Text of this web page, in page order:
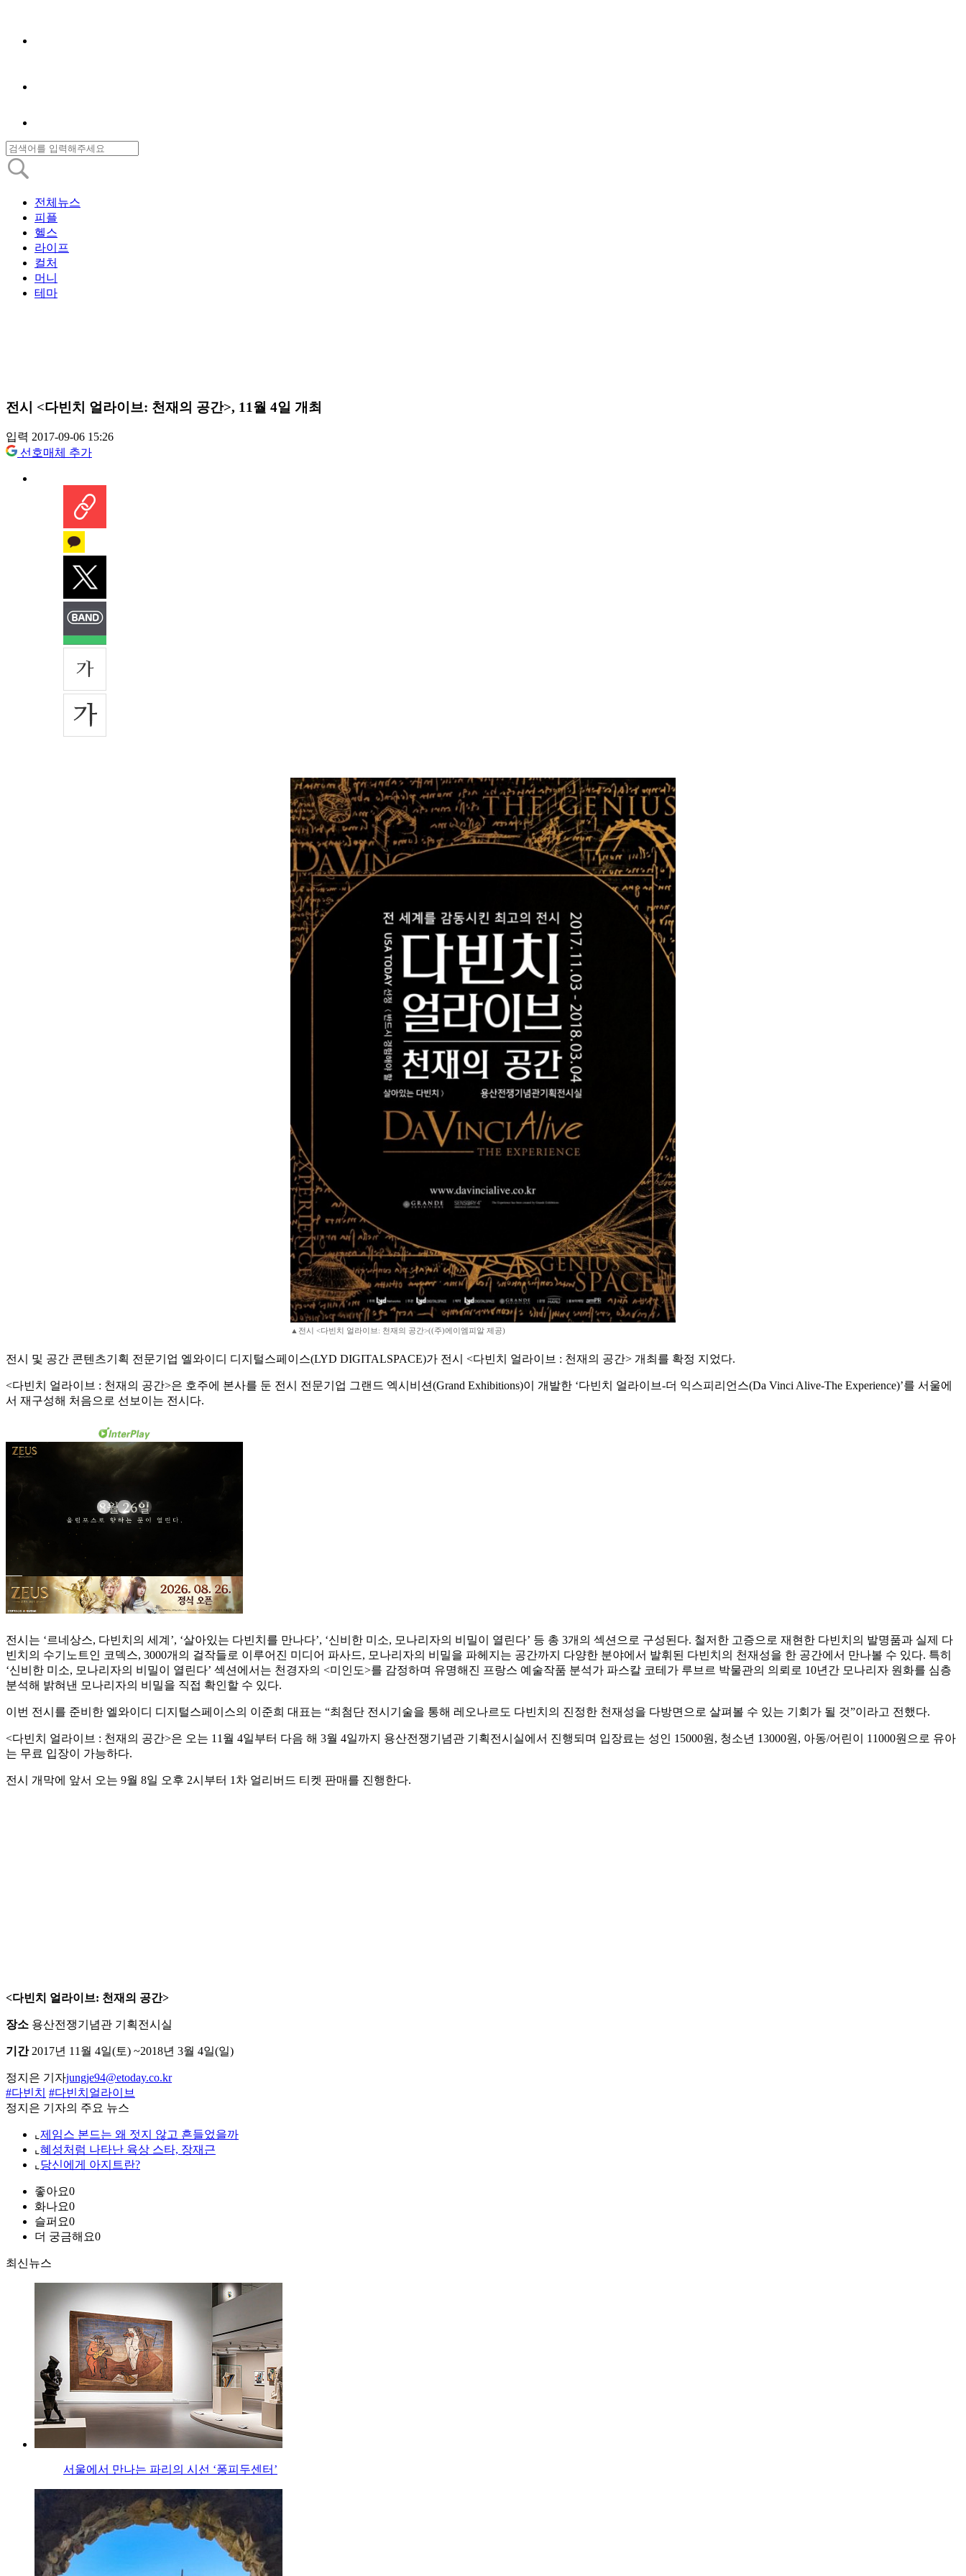
전체뉴스
피플
헬스
라이프
컬처
머니
테마
전시 <다빈치 얼라이브: 천재의 공간>, 11월 4일 개최
입력 2017-09-06 15:26
선호매체 추가
▲전시 <다빈치 얼라이브: 천재의 공간>((주)에이엠피알 제공)
전시 및 공간 콘텐츠기획 전문기업 엘와이디 디지털스페이스(LYD DIGITALSPACE)가 전시 <다빈치 얼라이브 : 천재의 공간> 개최를 확정 지었다.
<다빈치 얼라이브 : 천재의 공간>은 호주에 본사를 둔 전시 전문기업 그랜드 엑시비션(Grand Exhibitions)이 개발한 ‘다빈치 얼라이브-더 익스피리언스(Da Vinci Alive-The Experience)’를 서울에
서 재구성해 처음으로 선보이는 전시다.
전시는 ‘르네상스, 다빈치의 세계’, ‘살아있는 다빈치를 만나다’, ‘신비한 미소, 모나리자의 비밀이 열린다’ 등 총 3개의 섹션으로 구성된다. 철저한 고증으로 재현한 다빈치의 발명품과 실제 다
빈치의 수기노트인 코덱스, 3000개의 걸작들로 이루어진 미디어 파사드, 모나리자의 비밀을 파헤지는 공간까지 다양한 분야에서 발휘된 다빈치의 천재성을 한 공간에서 만나볼 수 있다. 특히
‘신비한 미소, 모나리자의 비밀이 열린다’ 섹션에서는 천경자의 <미인도>를 감정하며 유명해진 프랑스 예술작품 분석가 파스칼 코테가 루브르 박물관의 의뢰로 10년간 모나리자 원화를 심층
분석해 밝혀낸 모나리자의 비밀을 직접 확인할 수 있다.
이번 전시를 준비한 엘와이디 디지털스페이스의 이준희 대표는 “최첨단 전시기술을 통해 레오나르도 다빈치의 진정한 천재성을 다방면으로 살펴볼 수 있는 기회가 될 것”이라고 전했다.
<다빈치 얼라이브 : 천재의 공간>은 오는 11월 4일부터 다음 해 3월 4일까지 용산전쟁기념관 기획전시실에서 진행되며 입장료는 성인 15000원, 청소년 13000원, 아동/어린이 11000원으로 유아
는 무료 입장이 가능하다.
전시 개막에 앞서 오는 9월 8일 오후 2시부터 1차 얼리버드 티켓 판매를 진행한다.
<다빈치 얼라이브: 천재의 공간>
장소 용산전쟁기념관 기획전시실
기간2017년 11월 4일(토) ~2018년 3월 4일(일)
정지은 기자jungje94@etoday.co.kr
#다빈치 #다빈치얼라이브
정지은 기자의 주요 뉴스
⌞ 제임스 본드는 왜 젓지 않고 흔들었을까
⌞ 혜성처럼 나타난 육상 스타, 장재근
⌞ 당신에게 아지트란?
좋아요0
화나요0
슬퍼요0
더 궁금해요0
최신뉴스
서울에서 만나는 파리의 시선 ‘퐁피두센터’